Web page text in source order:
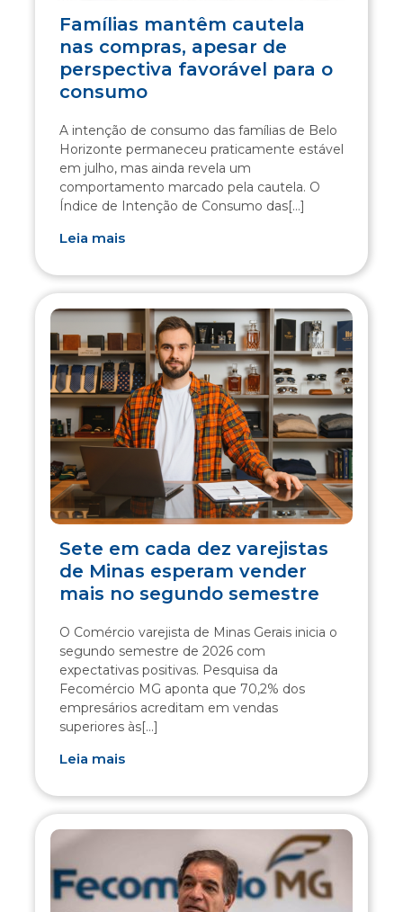
Famílias mantêm cautela
nas compras, apesar de
perspectiva favorável para o
consumo
A intenção de consumo das famílias de Belo
Horizonte permaneceu praticamente estável
em julho, mas ainda revela um
comportamento marcado pela cautela. O
Índice de Intenção de Consumo das[...]
Leia mais
Sete em cada dez varejistas
de Minas esperam vender
mais no segundo semestre
O Comércio varejista de Minas Gerais inicia o
segundo semestre de 2026 com
expectativas positivas. Pesquisa da
Fecomércio MG aponta que 70,2% dos
empresários acreditam em vendas
superiores às[...]
Leia mais